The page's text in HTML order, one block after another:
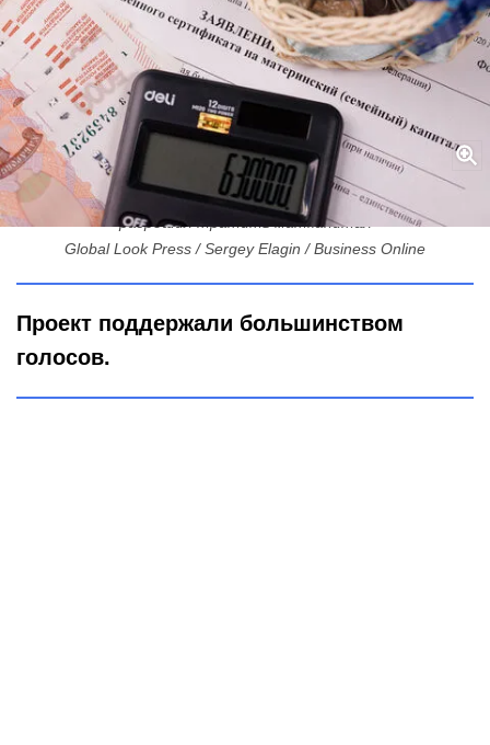
Новые окна на даче и прием у частного врача: на что Петербург
разрешил тратить маткапитал
Global Look Press / Sergey Elagin / Business Online
Проект поддержали большинством
голосов.